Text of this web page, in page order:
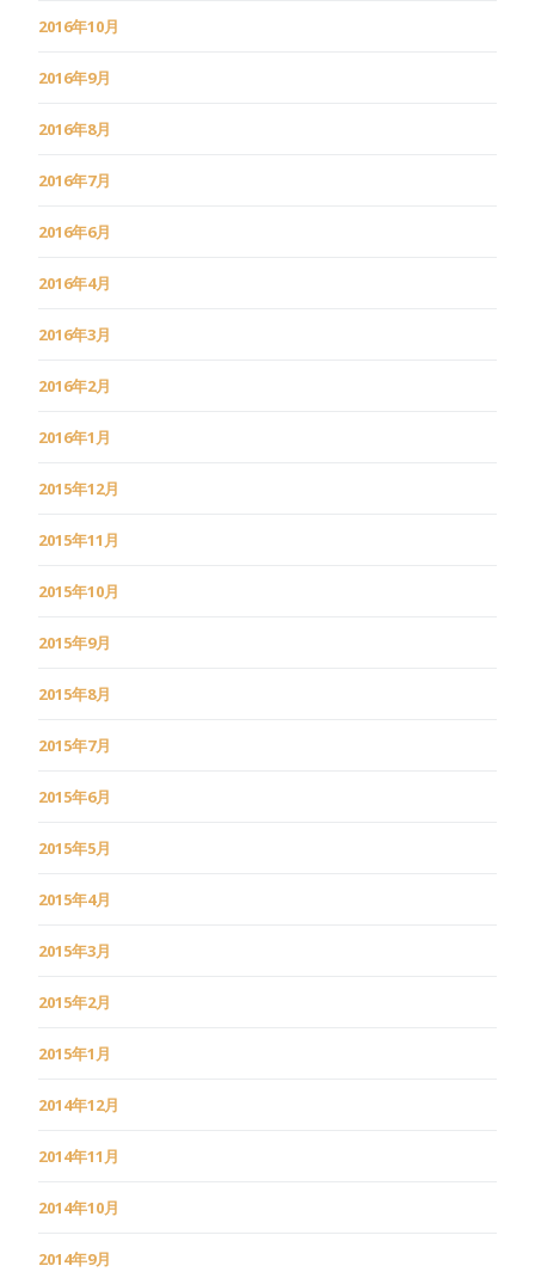
2016年10月
2016年9月
2016年8月
2016年7月
2016年6月
2016年4月
2016年3月
2016年2月
2016年1月
2015年12月
2015年11月
2015年10月
2015年9月
2015年8月
2015年7月
2015年6月
2015年5月
2015年4月
2015年3月
2015年2月
2015年1月
2014年12月
2014年11月
2014年10月
2014年9月